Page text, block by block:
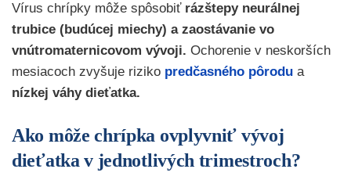
Vírus chrípky môže spôsobiťrázštepy neurálnej
trubice (budúcej miechy) a zaostávanie vo
vnútromaternicovom vývoji. Ochorenie v neskorších
mesiacoch zvyšuje riziko predčasného pôrodu a
nízkej váhy dieťatka.
Ako môže chrípka ovplyvniť vývoj
dieťatka v jednotlivých trimestroch?